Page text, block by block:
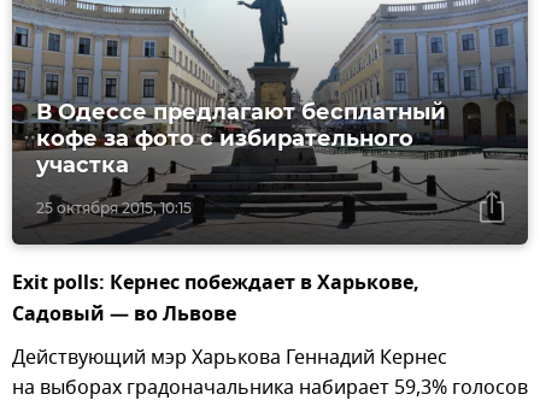
25 октября 2015, 10:15
В Одессе предлагают бесплатный
кофе за фото с избирательного
участка
Exit polls: Кернес побеждает в Харькове,
Садовый — во Львове
Действующий мэр Харькова Геннадий Кернес
на выборах градоначальника набирает 59,3% голосов